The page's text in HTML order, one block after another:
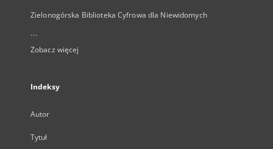
Zielonogórska Biblioteka Cyfrowa dla Niewidomych
...
Zobacz więcej
Indeksy
Autor
Tytuł